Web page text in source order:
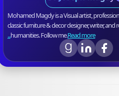
Mohamed Magdy is a Visual artist,
classic furniture & decor designer, writer, and
humanities. Follow me.Read more...